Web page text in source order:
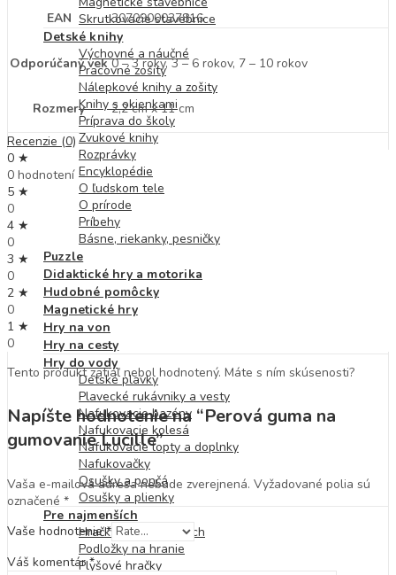
Skrutkovacie stavebnice
Detské knihy
Výchovné a náučné
Pracovné zošity
Nálepkové knihy a zošity
Knihy s okienkami
Príprava do školy
Zvukové knihy
Rozprávky
Encyklopédie
O ľudskom tele
O prírode
Príbehy
Básne, riekanky, pesničky
Puzzle
Didaktické hry a motorika
Hudobné pomôcky
Magnetické hry
Hry na von
Hry na cesty
Hry do vody
Detské plavky
Plavecké rukávniky a vesty
Nafukovacie bazény
Nafukovacie kolesá
Nafukovacie lopty a doplnky
Nafukovačky
Osušky a pončá
Osušky a plienky
Pre najmenších
Hračky pre najmenších
Podložky na hranie
Plyšové hračky
EAN
3070900037816
Odporúčaný vek 0 – 3 roky, 3 – 6 rokov, 7 – 10 rokov
Rozmery
2,2 cm x 11 cm
Recenzie (0)
0 ★
0 hodnotení
5 ★
0
4 ★
0
3 ★
0
2 ★
0
1 ★
0
Tento produkt zatiaľ nebol hodnotený. Máte s ním skúsenosti?
Napíšte hodnotenie na “Perová guma na
gumovanie Lucille”
Vaša e-mailová adresa nebude zverejnená. Vyžadované polia sú
označené *
Vaše hodnotenie*
Váš komentár*